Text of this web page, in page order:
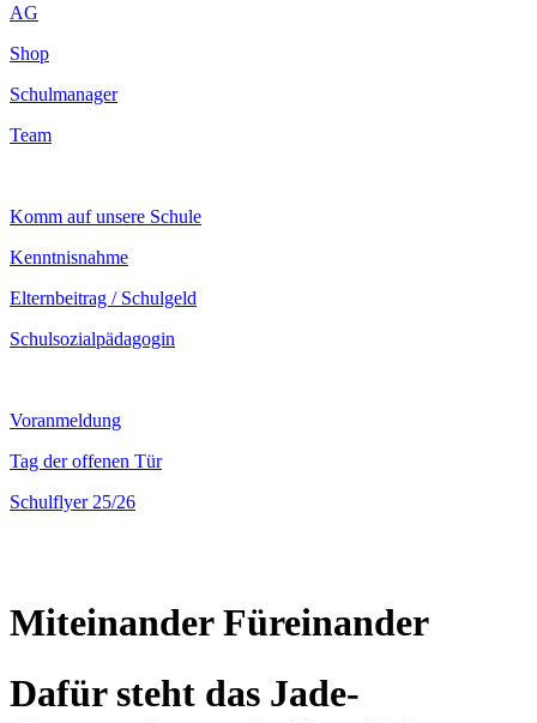
AG
Shop
Schulmanager
Team
Komm auf unsere Schule
Kenntnisnahme
Elternbeitrag / Schulgeld
Schulsozialpädagogin
Voranmeldung
Tag der offenen Tür
Schulflyer 25/26
Miteinander Füreinander
Dafür steht das Jade-